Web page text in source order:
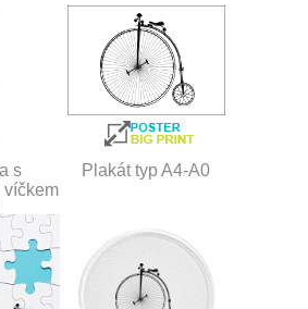
s
víčkem
Plakát typ A4-A0